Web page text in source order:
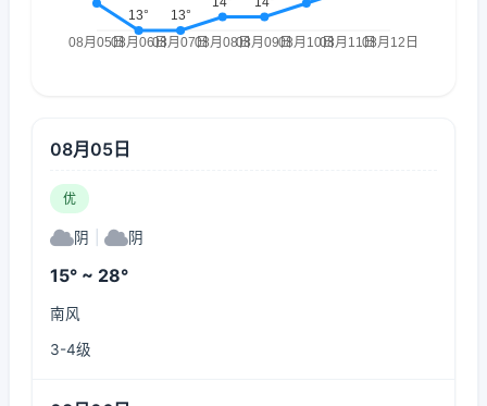
08月05日
优
阴 阴
15° ~ 28°
南风
3-4级